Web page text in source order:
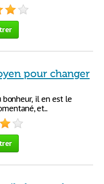
pour changer
il en est le
et...